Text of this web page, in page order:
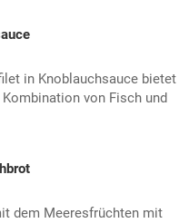
in Knoblauchsauce bietet
von Fisch und
dem Meeresfrüchten mit